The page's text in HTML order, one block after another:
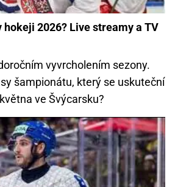
hokeji 2026? Live streamy a TV
vyvrcholením sezony.
šampionátu, který se uskuteční
ve Švýcarsku?